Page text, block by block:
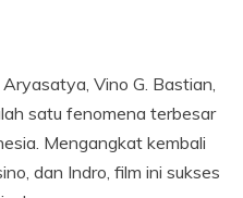
Vino G. Bastian,
satu fenomena terbesar
Mengangkat kembali
dan Indro, film ini sukses